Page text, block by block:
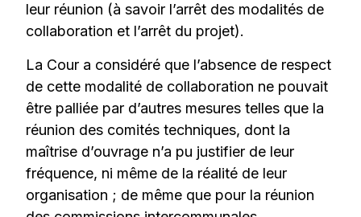
leur réunion (à savoir l’arrêt des modalités de
collaboration et l’arrêt du projet).
La Cour a considéré que l’absence de respect
de cette modalité de collaboration ne pouvait
être palliée par d’autres mesures telles que la
réunion des comités techniques, dont la
maîtrise d’ouvrage n’a pu justifier de leur
fréquence, ni même de la réalité de leur
organisation ; de même que pour la réunion